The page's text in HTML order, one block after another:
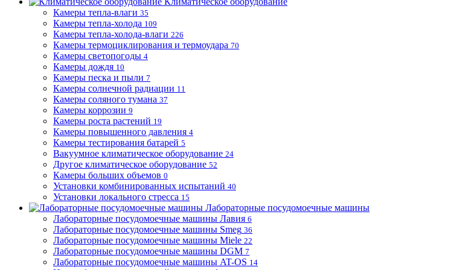
Камеры тепла-влаги 35
Камеры тепла-холода 109
Камеры тепла-холода-влаги 226
Камеры термоциклирования и термоудара 70
Камеры светопогоды 4
Камеры дождя 10
Камеры песка и пыли 7
Камеры солнечной радиации 11
Камеры соляного тумана 37
Камеры коррозии 9
Камеры роста растений 19
Камеры повышенного давления 4
Камеры тестирования батарей 5
Вакуумное климатическое оборудование 24
Другое климатическое оборудование 52
Камеры больших объемов 0
Установки комбинированных испытаний 40
Установки локального стресса 15
Лабораторные посудомоечные машины
Лабораторные посудомоечные машины Лавия 6
Лабораторные посудомоечные машины Smeg 36
Лабораторные посудомоечные машины Miele 22
Лабораторные посудомоечные машины DGM 7
Лабораторные посудомоечные машины AT-OS 14